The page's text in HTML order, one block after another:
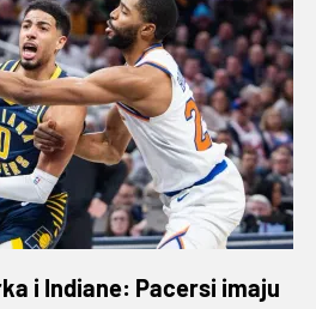
i Indiane: Pacersi imaju